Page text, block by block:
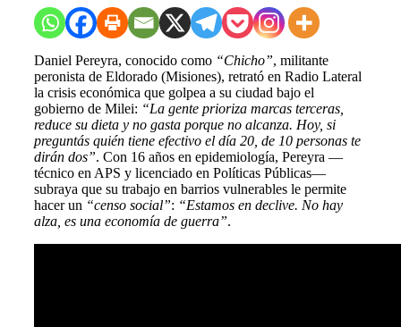
Daniel Pereyra, conocido como “Chicho”, militante
peronista de Eldorado (Misiones), retrató en Radio Lateral
la crisis económica que golpea a su ciudad bajo el
gobierno de Milei: “La gente prioriza marcas terceras,
reduce su dieta y no gasta porque no alcanza. Hoy, si
preguntás quién tiene efectivo el día 20, de 10 personas te
dirán dos”. Con 16 años en epidemiología, Pereyra —
técnico en APS y licenciado en Políticas Públicas—
subraya que su trabajo en barrios vulnerables le permite
hacer un “censo social”: “Estamos en declive. No hay
alza, es una economía de guerra”.